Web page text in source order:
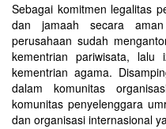
Sebagai komitmen legalitas
dan jamaah secara
perusahaan sudah
kementrian pariwisata,
kementrian agama.
dalam komunitas
komunitas penyelenggara
dan organisasi internasional